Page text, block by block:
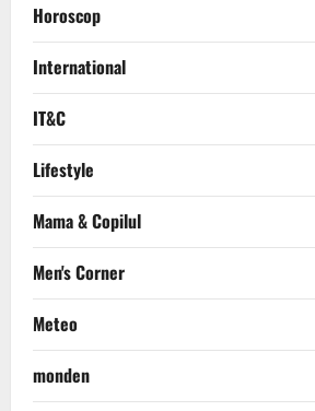
Horoscop
International
IT&C
Lifestyle
Mama & Copilul
Men's Corner
Meteo
monden